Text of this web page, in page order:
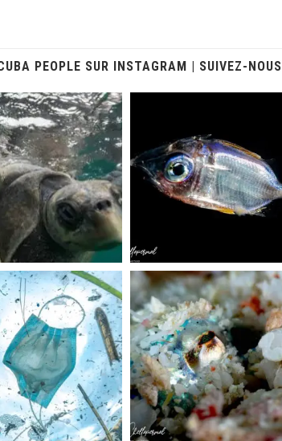
PEOPLE SUR INSTAGRAM | SUIVEZ-NOUS
scuba_people_magazine
Aug 14